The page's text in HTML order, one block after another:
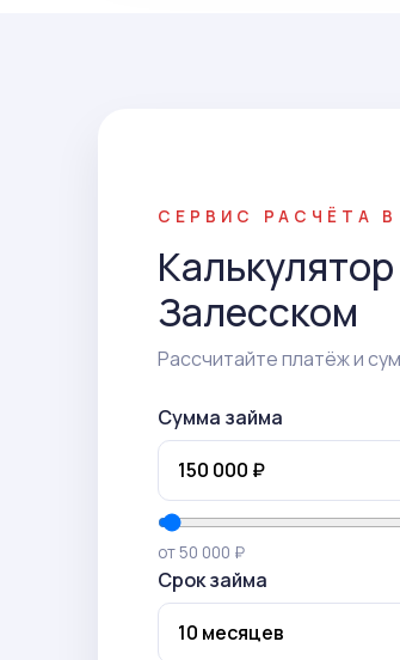
СЕРВИС РАСЧЁТА
Залесском
Рассчитайте платёж и
Сумма займа
от 50 000 ₽
Срок займа